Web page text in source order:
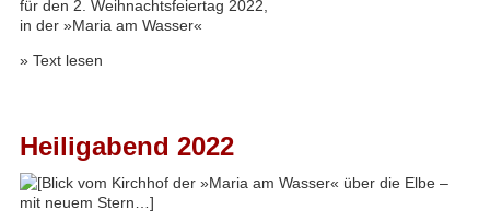
für den 2. Weihnachtsfeiertag 2022,
in der »Maria am Wasser«
» Text lesen
Heiligabend 2022